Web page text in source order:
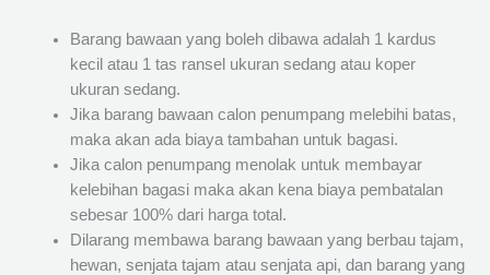
Barang bawaan yang boleh dibawa adalah 1 kardus
kecil atau 1 tas ransel ukuran sedang atau koper
ukuran sedang.
Jika barang bawaan calon penumpang melebihi batas,
maka akan ada biaya tambahan untuk bagasi.
Jika calon penumpang menolak untuk membayar
kelebihan bagasi maka akan kena biaya pembatalan
sebesar 100% dari harga total.
Dilarang membawa barang bawaan yang berbau tajam,
hewan, senjata tajam atau senjata api, dan barang yang